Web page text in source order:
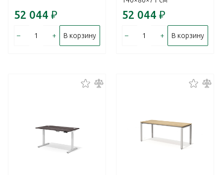
52 044 ₽
– + В корзину
52 044 ₽
– + В корзину